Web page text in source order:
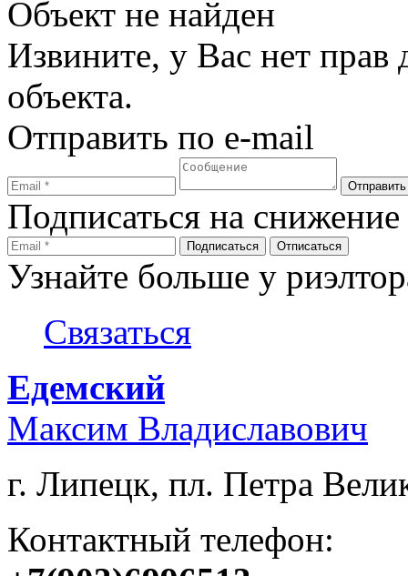
Объект не найден
Извините, у Вас нет прав
объекта.
Отправить по e-mail
Подписаться на
Узнайте больше у
Связаться
Едемский
Максим Владиславович
г. Липецк, пл. Петра
Контактный телефон: